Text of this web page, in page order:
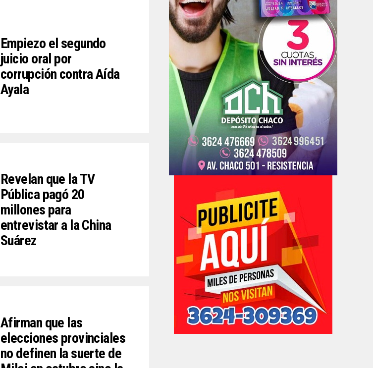
Empiezo el segundo
juicio oral por
corrupción contra Aída
Ayala
Revelan que la TV
Pública pagó 20
millones para
entrevistar a la China
Suárez
Afirman que las
elecciones provinciales
no definen la suerte de